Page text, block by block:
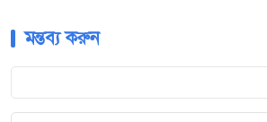
মন্তব্য করুন